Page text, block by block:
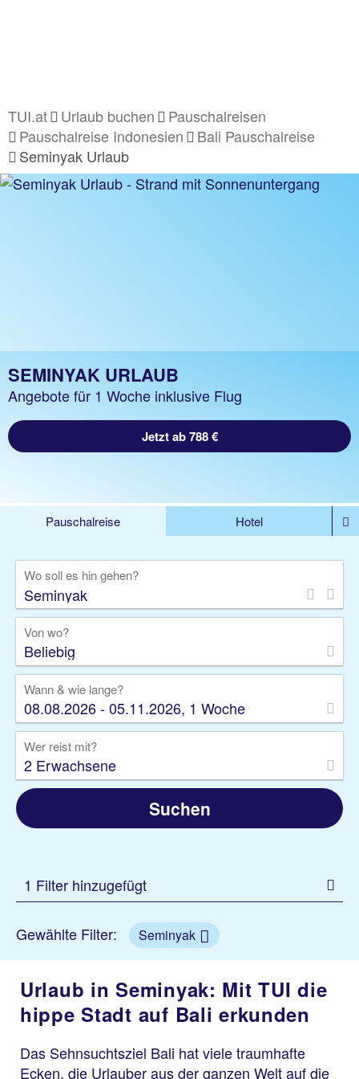
TUI.at Urlaub buchen
Pauschalreisen
Pauschalreise Indonesien
Bali Pauschalreise
Seminyak Urlaub
SEMINYAK URLAUB
Angebote für 1 Woche inklusive Flug
Jetzt ab 788 €
Pauschalreise
Hotel
Rundreise
Kreuzfahrt
Gruppenreise
Camper Privattransfer
Wo soll es hin gehen?
Von wo?
Beliebig
Wann & wie lange?
08.08.2026 - 05.11.2026, 1 Woche
Wer reist mit?
2 Erwachsene
Suchen
1 Filter hinzugefügt
Gewählte Filter: Seminyak
Urlaub in Seminyak: Mit TUI die
hippe Stadt auf Bali erkunden
Das Sehnsuchtsziel Bali hat viele traumhafte
Ecken, die Urlauber aus der ganzen Welt auf die